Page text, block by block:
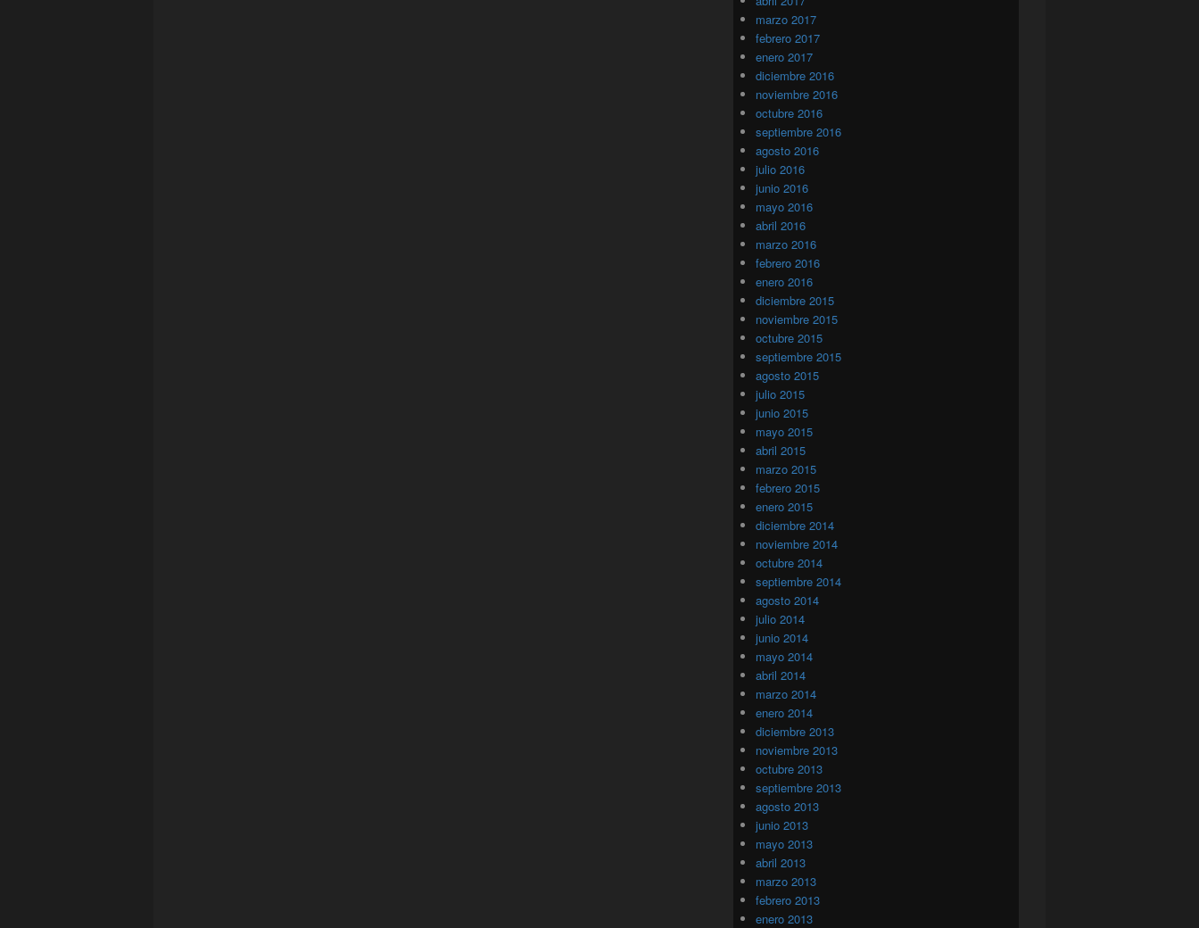
marzo 2017
febrero 2017
enero 2017
diciembre 2016
noviembre 2016
octubre 2016
septiembre 2016
agosto 2016
julio 2016
junio 2016
mayo 2016
abril 2016
marzo 2016
febrero 2016
enero 2016
diciembre 2015
noviembre 2015
octubre 2015
septiembre 2015
agosto 2015
julio 2015
junio 2015
mayo 2015
abril 2015
marzo 2015
febrero 2015
enero 2015
diciembre 2014
noviembre 2014
octubre 2014
septiembre 2014
agosto 2014
julio 2014
junio 2014
mayo 2014
abril 2014
marzo 2014
enero 2014
diciembre 2013
noviembre 2013
octubre 2013
septiembre 2013
agosto 2013
junio 2013
mayo 2013
abril 2013
marzo 2013
febrero 2013
enero 2013